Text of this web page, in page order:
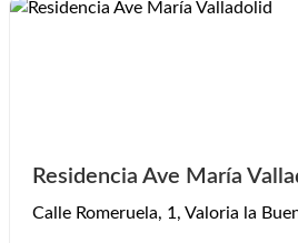
Residencia Ave María
Calle Romeruela, 1, Valoria la